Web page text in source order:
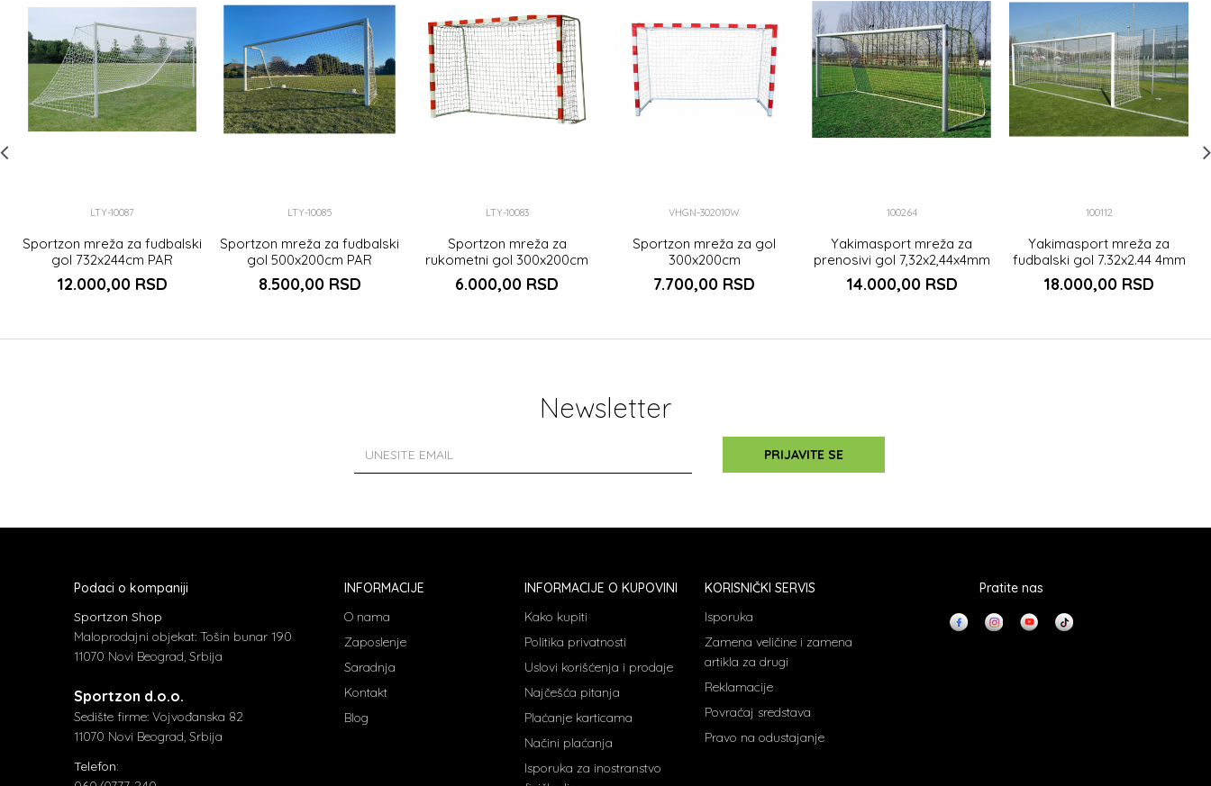
LTY-10087
Sportzon mreža za fudbalski
gol 732x244cm PAR
12.000,00 RSD
LTY-10085
Sportzon mreža za fudbalski
gol 500x200cm PAR
8.500,00 RSD
LTY-10083
Sportzon mreža za
rukometni gol 300x200cm
PAR
6.000,00 RSD
VHGN-302010W
Sportzon mreža za gol
300x200cm
7.700,00 RSD
100264
Yakimasport mreža za
prenosivi gol 7,32x2,44x4mm
14.000,00 RSD
100112
Yakimasport mreža za
fudbalski gol 7.32x2.44 4mm
profesionalna
18.000,00 RSD
Newsletter
PRIJAVITE SE
Podaci o kompaniji
Sportzon Shop
Maloprodajni objekat: Tošin bunar 190
11070 Novi Beograd, Srbija
Sportzon d.o.o.
Sedište firme: Vojvođanska 82
11070 Novi Beograd, Srbija
Telefon:
INFORMACIJE
O nama
Zaposlenje
Saradnja
Kontakt
Blog
INFORMACIJE O KUPOVINI
Kako kupiti
Politika privatnosti
Uslovi korišćenja i prodaje
Najčešća pitanja
Plaćanje karticama
Načini plaćanja
Isporuka za inostranstvo
KORISNIČKI SERVIS
Isporuka
Zamena veličine i zamena
artikla za drugi
Reklamacije
Povraćaj sredstava
Pravo na odustajanje
Pratite nas